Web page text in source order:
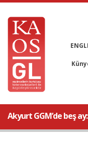
Akyurt GGM’de beş